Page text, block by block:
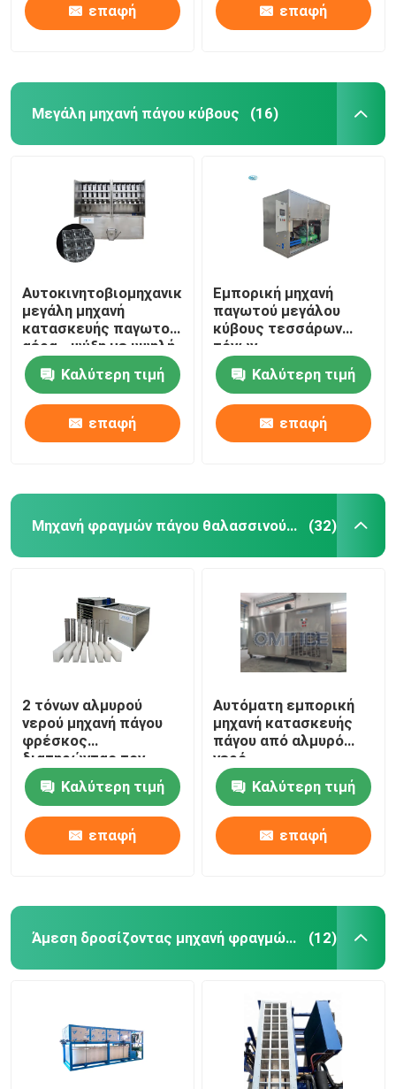
επαφή επαφή
Μεγάλη μηχανή πάγου κύβους (16)
Αυτοκινητοβιομηχανική
μεγάλη μηχανή
κατασκευής παγωτού
αέρα - ψύξη με υψηλή
απόδοση
Καλύτερη τιμή
επαφή
Εμπορική μηχανή
παγωτού μεγάλου
κύβους τεσσάρων
τόνων
Καλύτερη τιμή
επαφή
Μηχανή φραγμών πάγου θαλασσινού νερού (32)
2 τόνων αλμυρού
νερού μηχανή πάγου
φρέσκος
διατηρώντας τον
αέρα ψυγμένο
Μεγάλος
κατασκευαστής
πάγου
Καλύτερη τιμή
επαφή
Αυτόματη εμπορική
μηχανή κατασκευής
πάγου από αλμυρό
νερό
Καλύτερη τιμή
επαφή
Άμεση δροσίζοντας μηχανή φραγμών πάγου (12)